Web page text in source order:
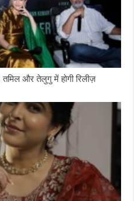
तमिल और तेलुगु में होगी रिलीज़